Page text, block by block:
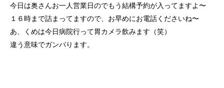
今日は奥さんお一人営業日のでもう結構予約が入ってますよ〜
１６時まで詰まってますので、お早めにお電話くださいね〜
あ、くめは今日病院行って胃カメラ飲みます（笑）
違う意味でガンバります。